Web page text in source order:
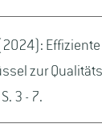
(2024):
zur
3 - 7.